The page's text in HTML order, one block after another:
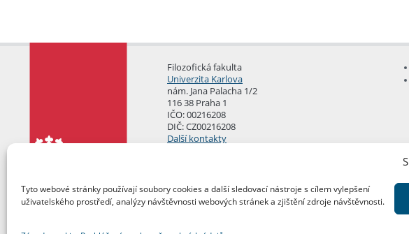
Tyto webové stránky používají soubory cookies a další sledovací nástroje s cílem vylepšení
uživatelského prostředí, analýzy návštěvnosti webových stránek a zjištění zdroje návštěvnosti.
Filozofická fakulta
Univerzita Karlova
nám. Jana Palacha 1/2
116 38 Praha 1
IČO: 00216208
DIČ: CZ00216208
Další kontakty